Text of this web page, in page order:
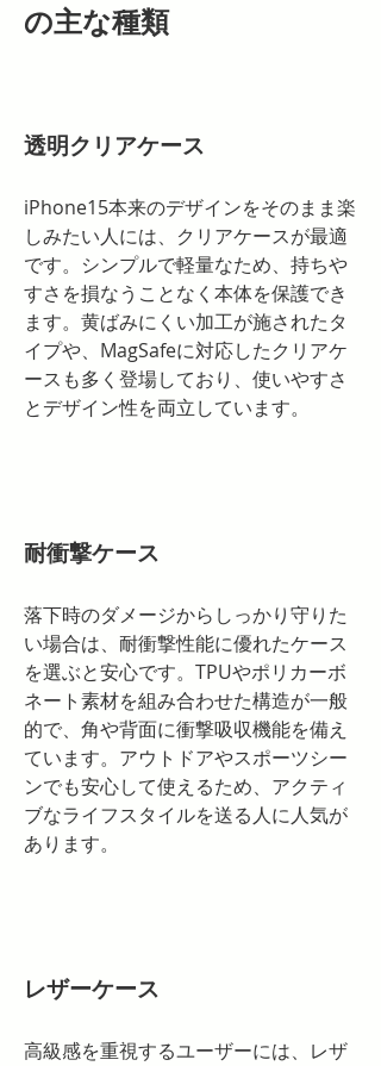
の主な種類
透明クリアケース
iPhone15本来のデザインをそのまま楽
しみたい人には、クリアケースが最適
です。シンプルで軽量なため、持ちや
すさを損なうことなく本体を保護でき
ます。黄ばみにくい加工が施されたタ
イプや、MagSafeに対応したクリアケ
ースも多く登場しており、使いやすさ
とデザイン性を両立しています。
耐衝撃ケース
落下時のダメージからしっかり守りた
い場合は、耐衝撃性能に優れたケース
を選ぶと安心です。TPUやポリカーボ
ネート素材を組み合わせた構造が一般
的で、角や背面に衝撃吸収機能を備え
ています。アウトドアやスポーツシー
ンでも安心して使えるため、アクティ
ブなライフスタイルを送る人に人気が
あります。
レザーケース
高級感を重視するユーザーには、レザ